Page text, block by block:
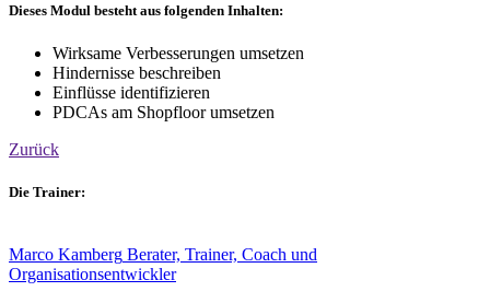
Dieses Modul besteht aus folgenden Inhalten:
Wirksame Verbesserungen umsetzen
Hindernisse beschreiben
Einflüsse identifizieren
PDCAs am Shopfloor umsetzen
Zurück
Die Trainer:
Marco Kamberg Berater, Trainer, Coach und
Organisationsentwickler